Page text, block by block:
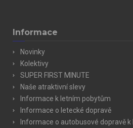
Informace
Novinky
Kolektivy
SUPER FIRST MINUTE
Naše atraktivní slevy
Informace k letním pobytům
Informace o letecké dopravě
Informace o autobusové dopravě